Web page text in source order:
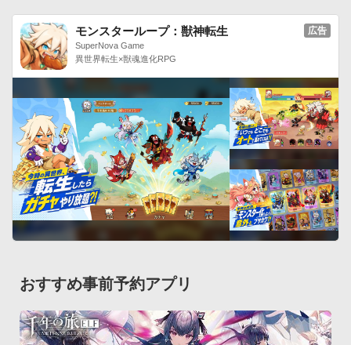
モンスターループ：獣神転生
SuperNova Game
異世界転生×獣魂進化RPG
広告
おすすめ事前予約アプリ